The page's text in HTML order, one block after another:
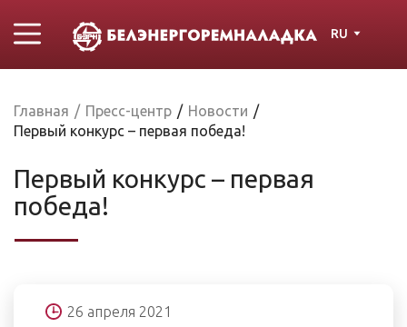
RU
Главная / Пресс-центр / Новости /
Первый конкурс – первая победа!
Первый конкурс – первая
победа!
26 апреля 2021